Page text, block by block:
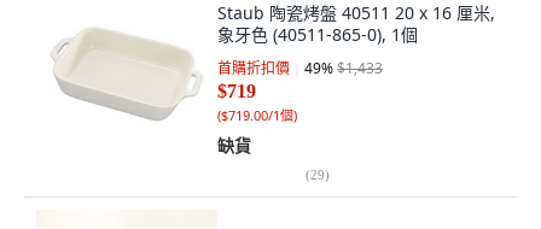
Staub 陶瓷烤盤 40511 20 x 16 厘米,
象牙色 (40511-865-0), 1個
首購折扣價 49%$1,433
$719
($719.00/1個)
缺貨
(29)